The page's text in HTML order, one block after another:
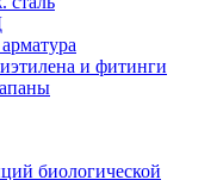
и фитинги
биологической